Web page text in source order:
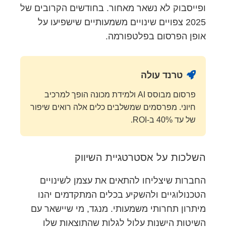
ופייסבוק לא נשאר מאחור. בחודשים הקרובים של
2025 צפויים שינויים משמעותיים שישפיעו על
אופן הפרסום בפלטפורמה.
טרנד עולה
פרסום מבוסס AI ולמידת מכונה הופך למרכיב
חיוני. מפרסמים שמשלבים כלים אלה רואים שיפור
של עד 40% ב-ROI.
השלכות על אסטרטגיית השיווק
החברות שיצליחו להתאים את עצמן לשינויים
הטכנולוגיים ולהשקיע בכלים המתקדמים יהנו
מיתרון תחרותי משמעותי. מנגד, מי שיישאר עם
השיטות הישנות עלול לגלות שהתוצאות שלו